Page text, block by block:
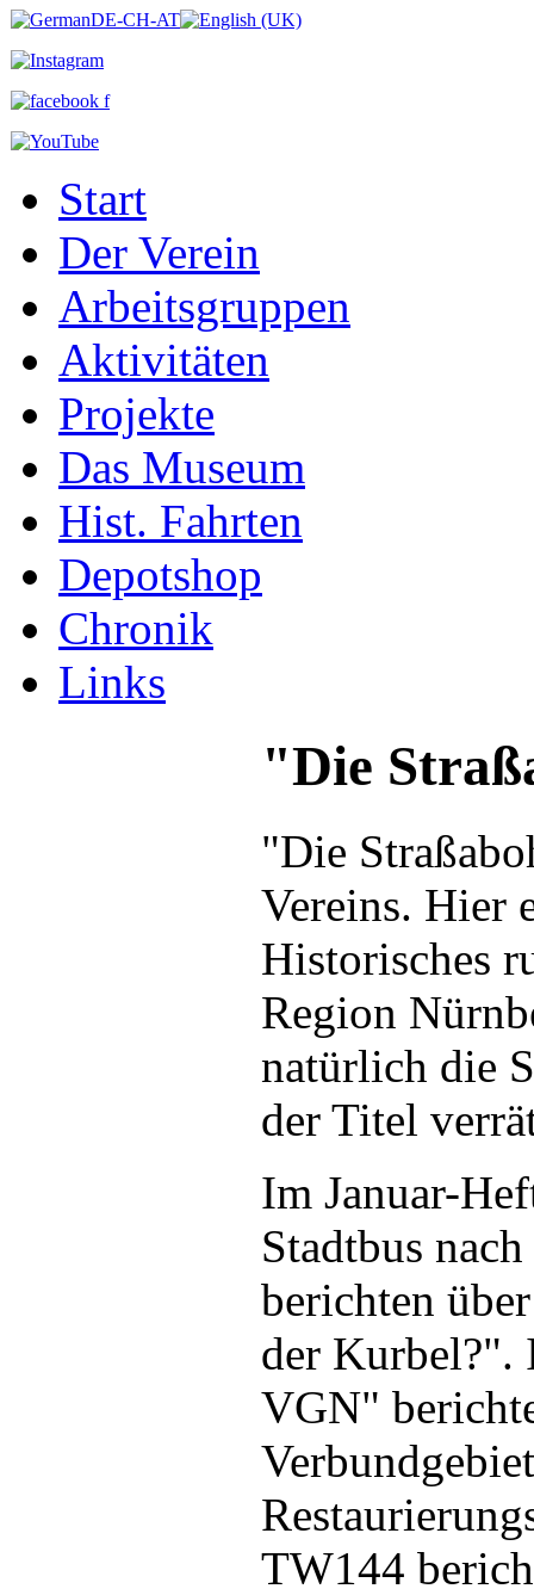
Start
Der Verein
Arbeitsgruppen
Aktivitäten
Projekte
Das Museum
Hist. Fahrten
Depotshop
Chronik
Links
"Die
"Die
Vereins. Hier
Historisches
Region
natürlich die
der Titel
Im Januar-
Stadtbus
berichten
der Kurbel?".
VGN"
TW144